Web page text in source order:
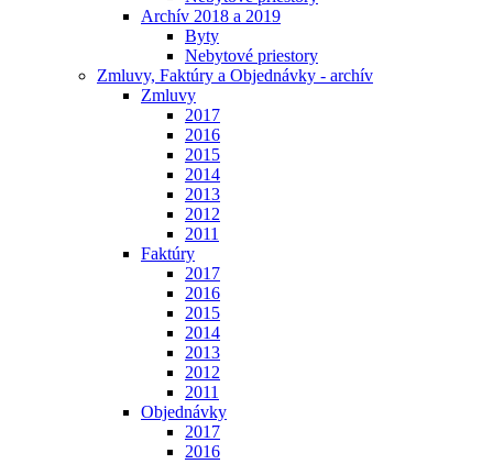
Archív 2018 a 2019
Byty
Nebytové priestory
Zmluvy, Faktúry a Objednávky - archív
Zmluvy
2017
2016
2015
2014
2013
2012
2011
Faktúry
2017
2016
2015
2014
2013
2012
2011
Objednávky
2017
2016